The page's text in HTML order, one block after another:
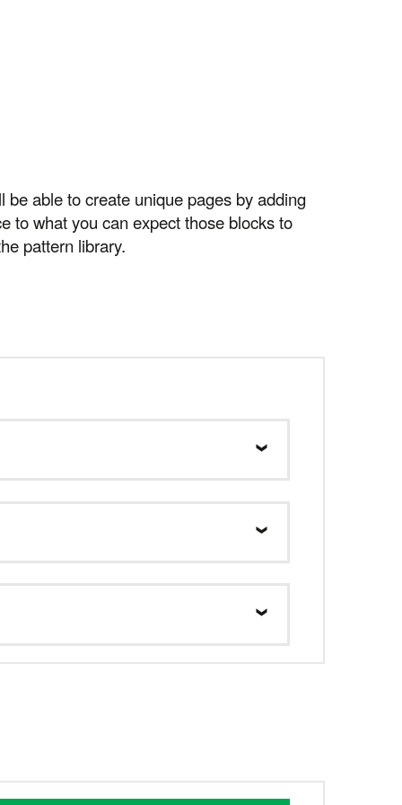
be able to create unique pages by adding
to what you can expect those blocks to
pattern library.